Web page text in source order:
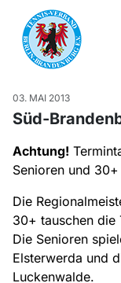
03. MAI 2013
Süd-
Achtung!
Senioren und
Die
30+ tauschen die
Die Senioren
Elsterwerda und
Luckenwalde.